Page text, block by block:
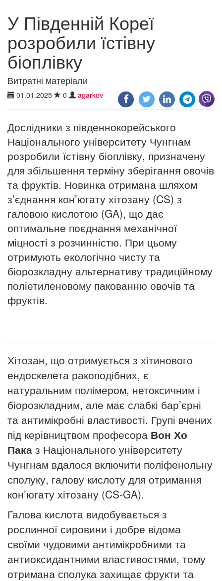
У Південній Кореї
розробили їстівну
біоплівку
Витратні матеріали
01.01.2025 0 agarkov
Дослідники з південнокорейського
Національного університету Чунгнам
розробили їстівну біоплівку, призначену
для збільшення терміну зберігання овочів
та фруктів. Новинка отримана шляхом
з’єднання конֹ’югату хітозану (CS) з
галовою кислотою (GA), що дає
оптимальне поєднання механічної
міцності з розчинністю. При цьому
отримують екологічно чисту та
біорозкладну альтернативу традиційному
поліетиленовому пакованню овочів та
фруктів.
Хітозан, що отримується з хітинового
ендоскелета ракоподібних, є
натуральним полімером, нетоксичним і
біорозкладним, але має слабкі бар’єрні
та антимікробні властивості. Групі вчених
під керівництвом професора Вон Хо
Пака з Національного університету
Чунгнам вдалося включити поліфенольну
сполуку, галову кислоту для отримання
кон’югату хітозану (CS-GA).
Галова кислота видобувається з
рослинної сировини і добре відома
своїми чудовими антимікробними та
антиоксидантними властивостями, тому
отримана сполука захищає фрукти та